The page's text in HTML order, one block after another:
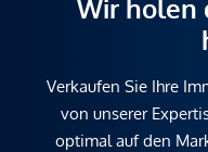
Wir holen
Verkaufen Sie Ihre
von unserer
optimal auf den